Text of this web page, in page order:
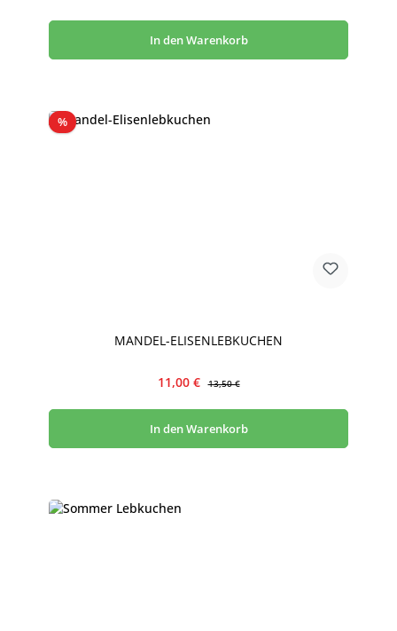
In den Warenkorb
%Rabatt
MANDEL-ELISENLEBKUCHEN
Verkaufspreis:
11,00 € Regulärer Preis:
13,50 €
In den Warenkorb